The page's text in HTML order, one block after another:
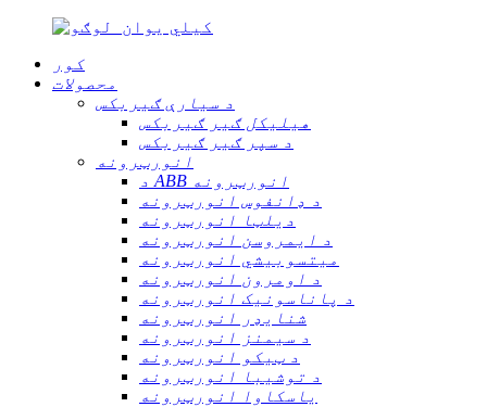
کور
محصولات
د سیارې ګیربکس
هیلیکل ګیر ګیربکس
د سپر ګیر ګیربکس
انورټرونه
د ABB انورټرونه
د ډانفوس انورټرونه
دیلټا انورټرونه
د ایمروسن انورټرونه
میتسوبیشي انورټرونه
د اومرون انورټرونه
د پاناسونیک انورټرونه
شنایډر انورټرونه
د سیمنز انورټرونه
د ټیکو انورټرونه
د توشیبا انورټرونه
یاسکاوا انورټرونه